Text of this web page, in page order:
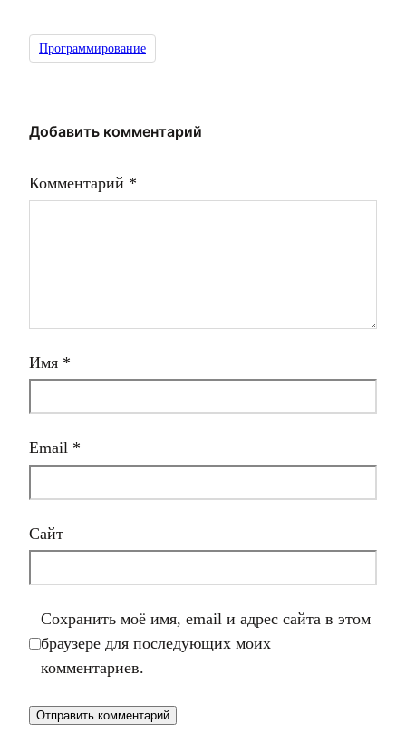
Программирование
Добавить комментарий
Комментарий *
Имя *
Email *
Сайт
Сохранить моё имя, email и адрес сайта в этом
браузере для последующих моих
комментариев.